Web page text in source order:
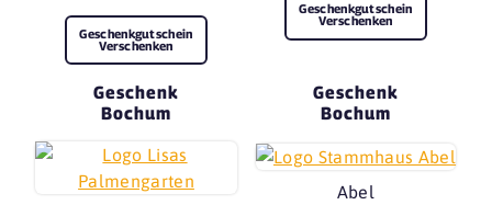
Geschenkgutschein
Verschenken
Geschenkgutschein
Verschenken
Geschenk
Bochum
Geschenk
Bochum
Abel